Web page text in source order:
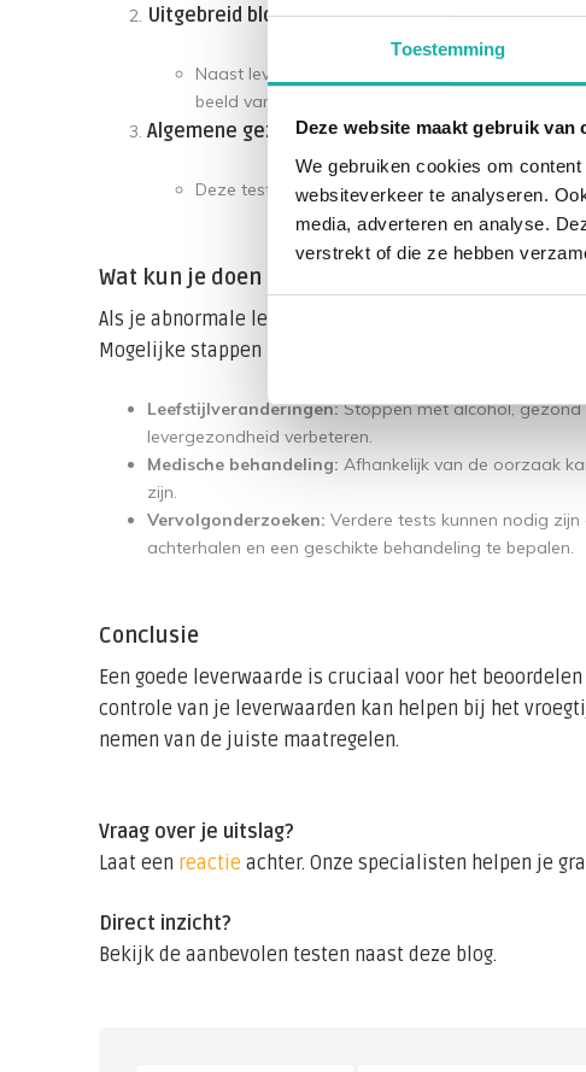
Toestemming
Deze website maakt gebruik van
We gebruiken cookies om
websiteverkeer te analyseren.
media, adverteren en analyse.
verstrekt of die ze hebben
Uitgebreid bloedonderzoek:
Naast leverwaarden worden ook andere
beeld van je gezondheid.
Algemene gezondheidstest:
Deze test bevat ook metingen van
Wat kun je doen bij abnormale leverwaarden?
Als je abnormale leverwaarden hebt, is het belangrijk
Mogelijke stappen zijn:
Leefstijlveranderingen:Stoppen met alcohol, gezond
levergezondheid verbeteren.
Medische behandeling: Afhankelijk van de oorzaak
zijn.
Vervolgonderzoeken: Verdere tests kunnen nodig
achterhalen en een geschikte behandeling te bepalen.
Conclusie
Een goede leverwaarde is cruciaal voor het
controle van je leverwaarden kan helpen bij het
nemen van de juiste maatregelen.
Vraag over je uitslag?
Laat een reactie achter. Onze specialisten helpen je
Direct inzicht?
Bekijk de aanbevolen testen naast deze blog.